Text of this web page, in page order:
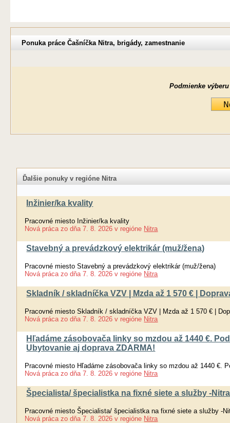
Ponuka práce Čašníčka Nitra, brigády, zamestnanie
Podmienke výberu
Ďalšie ponuky v regióne Nitra
Inžinier/ka kvality
Pracovné miesto Inžinier/ka kvality
Nová práca zo dňa 7. 8. 2026 v regióne Nitra
Stavebný a prevádzkový elektrikár (muž/žena)
Pracovné miesto Stavebný a prevádzkový elektrikár (muž/žena)
Nová práca zo dňa 7. 8. 2026 v regióne Nitra
Skladník / skladníčka VZV | Mzda až 1 570 € |
Pracovné miesto Skladník / skladníčka VZV | Mzda až 1 570 € |
Nová práca zo dňa 7. 8. 2026 v regióne Nitra
Hľadáme zásobovača linky so mzdou až 1440 €.
Ubytovanie aj doprava ZDARMA!
Pracovné miesto Hľadáme zásobovača linky so mzdou až 1440 €.
Nová práca zo dňa 7. 8. 2026 v regióne Nitra
Špecialista/ špecialistka na fixné siete a služby -Nitra
Pracovné miesto Špecialista/ špecialistka na fixné siete a služby -
Nová práca zo dňa 7. 8. 2026 v regióne Nitra